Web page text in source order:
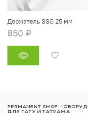
Держатель SSG 25 мм
850 ₽
PERMANENT SHOP -
ДЛЯ ТАТУ И ТАТУАЖА